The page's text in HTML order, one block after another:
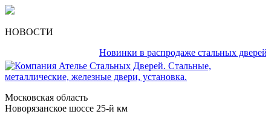
НОВОСТИ
Новинки в распродаже стальных дверей
Московская область
Новорязанское шоссе 25-й км